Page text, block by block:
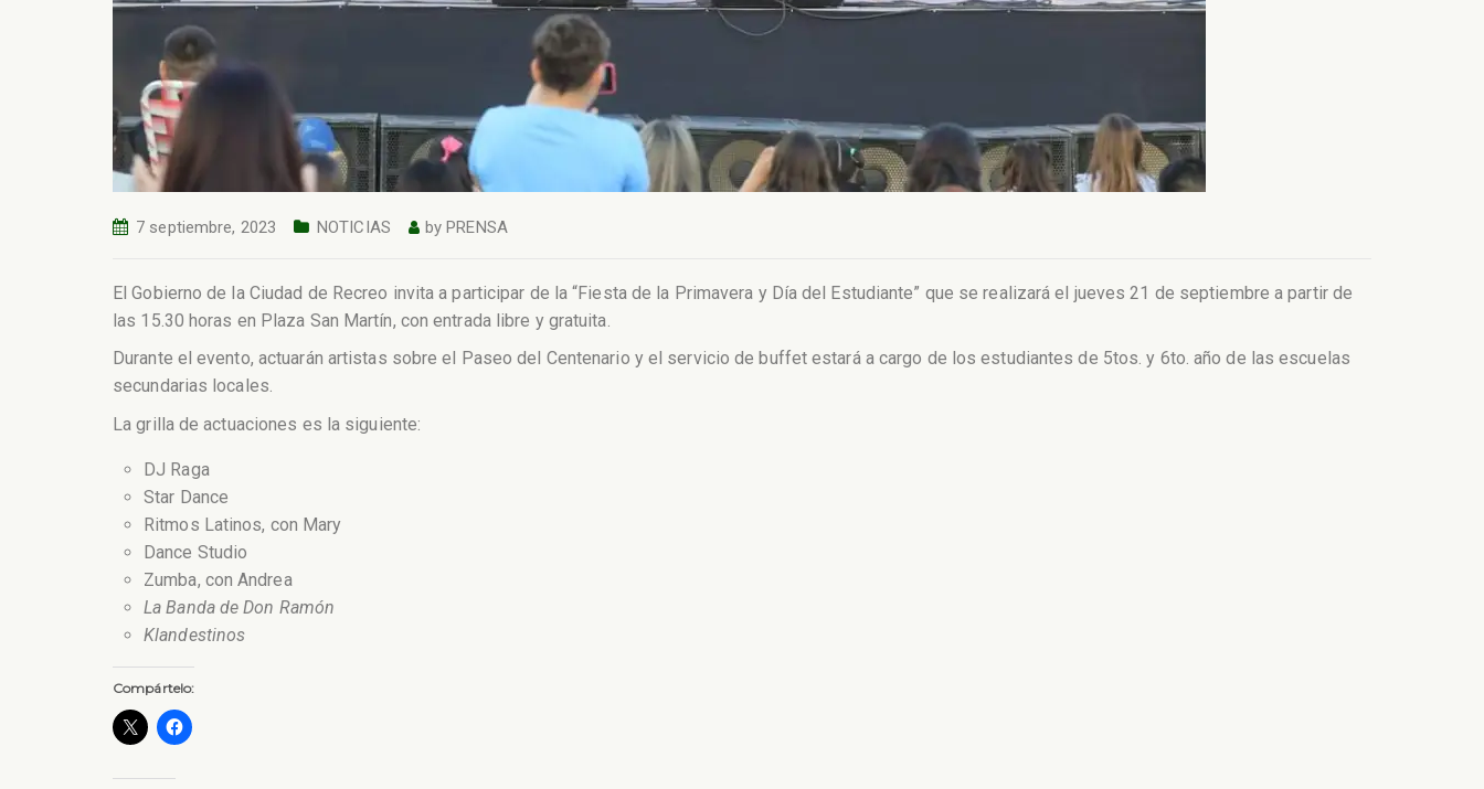
7 septiembre, 2023 NOTICIAS byPRENSA
El Gobierno de la Ciudad de Recreo invita a participar de la “Fiesta de la Primavera y Día del Estudiante” que se realizará el jueves 21 de septiembre a partir de
las 15.30 horas en Plaza San Martín, con entrada libre y gratuita.
Durante el evento, actuarán artistas sobre el Paseo del Centenario y el servicio de buffet estará a cargo de los estudiantes de 5tos. y 6to. año de las escuelas
secundarias locales.
La grilla de actuaciones es la siguiente:
DJ Raga
Star Dance
Ritmos Latinos, con Mary
Dance Studio
Zumba, con Andrea
La Banda de Don Ramón
Klandestinos
Compártelo: